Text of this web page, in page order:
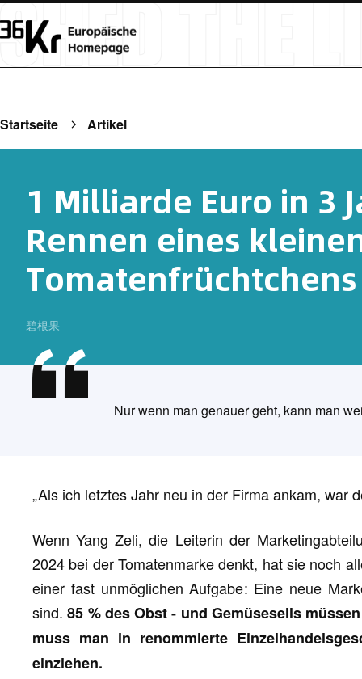
Startseite Artikel
1 Milliarde Euro in 3
Rennen eines
Tomatenfrüchtchens
碧根果
Nur wenn man genauer geht, kann man
„Als ich letztes Jahr neu in der Firma ankam, war
Wenn Yang Zeli, die Leiterin der
2024 bei der Tomatenmarke denkt, hat sie noch
einer fast unmöglichen Aufgabe: Eine neue
sind.85 % des Obst - und Gemüsesells
muss man in renommierte
einziehen.